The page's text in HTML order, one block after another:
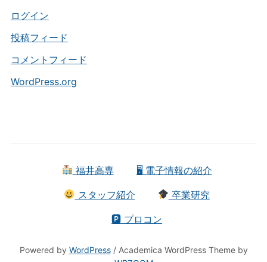
ー
ログイン
投稿フィード
コメントフィード
WordPress.org
福井高専 🖥 電子情報の紹介
スタッフ紹介 卒業研究
🅿 プロコン
Powered by WordPress/ Academica WordPress Theme by